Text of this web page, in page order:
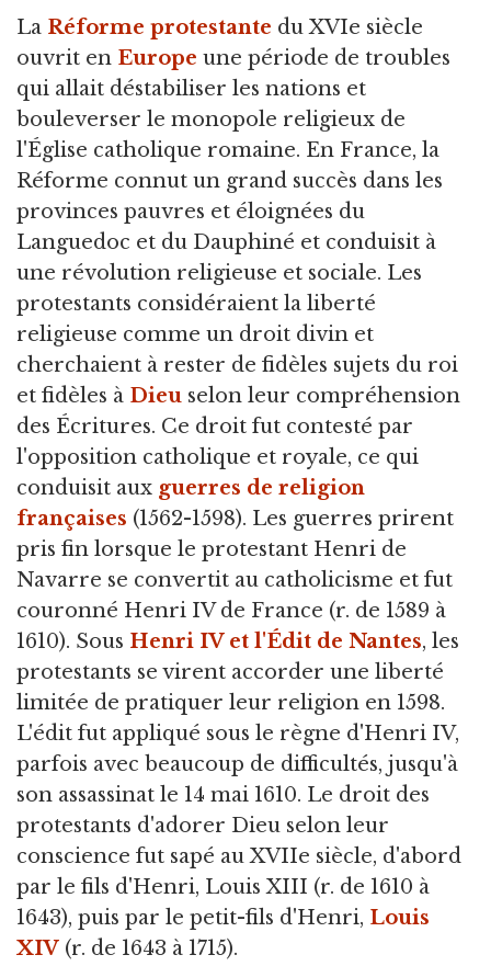
La Réforme protestante du XVIe siècle
ouvrit en Europe une période de troubles
qui allait déstabiliser les nations et
bouleverser le monopole religieux de
l'Église catholique romaine. En France, la
Réforme connut un grand succès dans les
provinces pauvres et éloignées du
Languedoc et du Dauphiné et conduisit à
une révolution religieuse et sociale. Les
protestants considéraient la liberté
religieuse comme un droit divin et
cherchaient à rester de fidèles sujets du roi
et fidèles à Dieu selon leur compréhension
des Écritures. Ce droit fut contesté par
l'opposition catholique et royale, ce qui
conduisit aux guerres de religion
françaises (1562-1598). Les guerres prirent
pris fin lorsque le protestant Henri de
Navarre se convertit au catholicisme et fut
couronné Henri IV de France (r. de 1589 à
1610). Sous Henri IV et l'Édit de Nantes, les
protestants se virent accorder une liberté
limitée de pratiquer leur religion en 1598.
L'édit fut appliqué sous le règne d'Henri IV,
parfois avec beaucoup de difficultés, jusqu'à
son assassinat le 14 mai 1610. Le droit des
protestants d'adorer Dieu selon leur
conscience fut sapé au XVIIe siècle, d'abord
par le fils d'Henri, Louis XIII (r. de 1610 à
1643), puis par le petit-fils d'Henri, Louis
XIV (r. de 1643 à 1715).